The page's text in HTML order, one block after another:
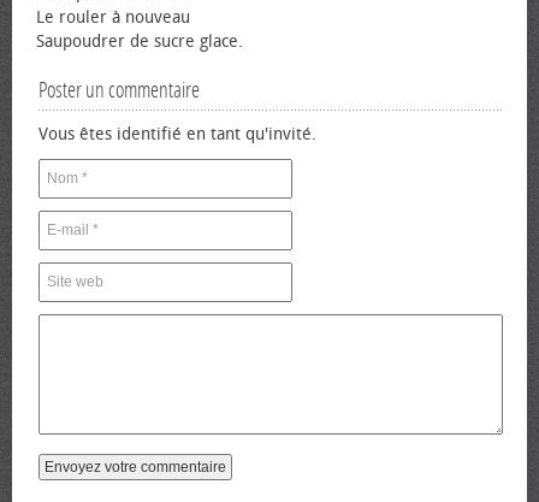
Le rouler à nouveau
Saupoudrer de sucre glace.
Poster un commentaire
Vous êtes identifié en tant qu'invité.